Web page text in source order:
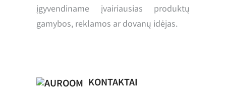
įgyvendiname įvairiausias produktų
gamybos, reklamos ar dovanų idėjas.
KONTAKTAI